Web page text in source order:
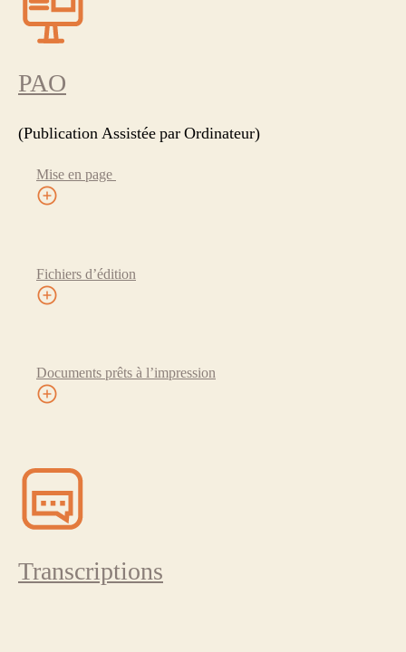
PAO
(Publication Assistée par Ordinateur)
Mise en page
Fichiers d’édition
Documents prêts à l’impression
Transcriptions